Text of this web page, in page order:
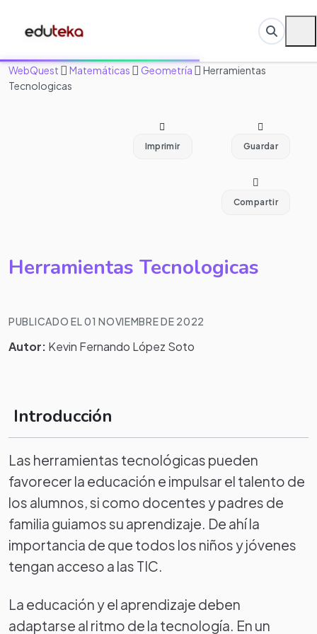
WebQuest Matemáticas Geometría
Herramientas
Tecnologicas
Imprimir Guardar
Compartir
Herramientas Tecnologicas
PUBLICADO EL 01 NOVIEMBRE DE 2022
Autor: Kevin Fernando López Soto
Introducción
Las herramientas tecnológicas pueden
favorecer la educación e impulsar el talento de
los alumnos, si como docentes y padres de
familia guiamos su aprendizaje. De ahí la
importancia de que todos los niños y jóvenes
tengan acceso a las TIC.
La educación y el aprendizaje deben
adaptarse al ritmo de la tecnología. En un